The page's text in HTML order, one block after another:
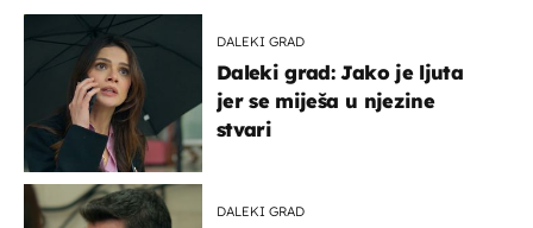
DALEKI GRAD
Daleki grad: Jako je ljuta
jer se miješa u njezine
stvari
DALEKI GRAD